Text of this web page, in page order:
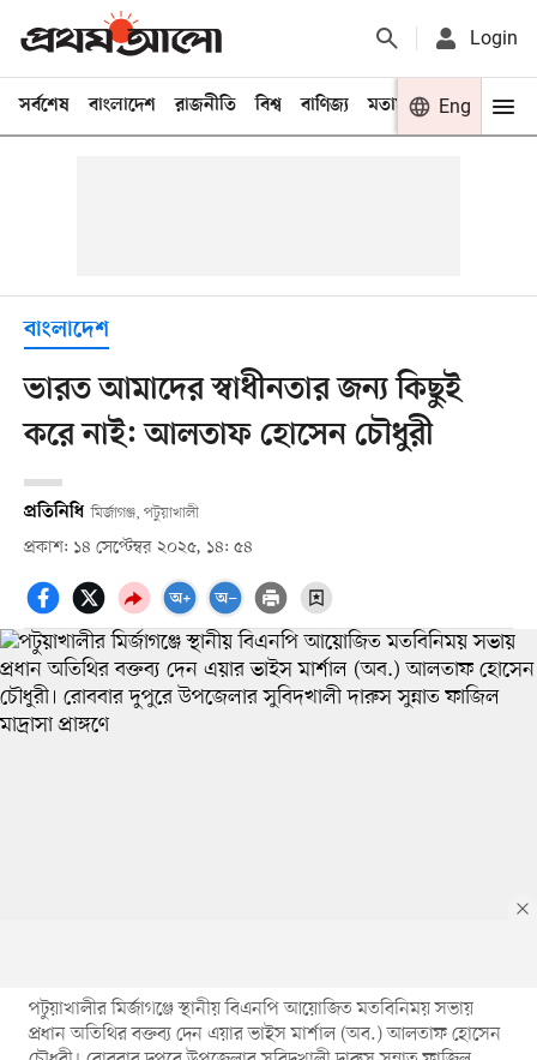
Login
সর্বশেষ বাংলাদেশ রাজনীতি বিশ্ব বাণিজ্য মতামত খেলা
Eng
বাংলাদেশ
ভারত আমাদের স্বাধীনতার জন্য কিছুই
করে নাই: আলতাফ হোসেন চৌধুরী
প্রতিনিধি মির্জাগঞ্জ, পটুয়াখালী
প্রকাশ: ১৪ সেপ্টেম্বর ২০২৫, ১৪: ৫৪
পটুয়াখালীর মির্জাগঞ্জে স্থানীয় বিএনপি আয়োজিত মতবিনিময় সভায়
প্রধান অতিথির বক্তব্য দেন এয়ার ভাইস মার্শাল (অব.) আলতাফ হোসেন